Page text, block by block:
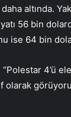
altında.
56 bin
ise 64 bin
“Polestar 4’ü
olarak